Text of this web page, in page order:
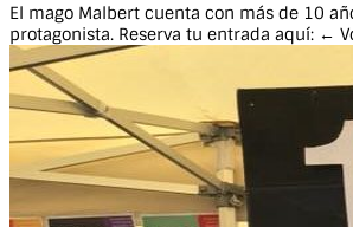
El mago Malbert cuenta con más de 10
protagonista. Reserva tu entrada aquí: ←